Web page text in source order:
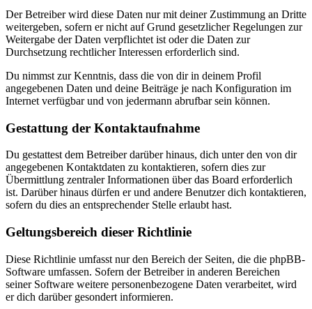
Der Betreiber wird diese Daten nur mit deiner Zustimmung an Dritte
weitergeben, sofern er nicht auf Grund gesetzlicher Regelungen zur
Weitergabe der Daten verpflichtet ist oder die Daten zur
Durchsetzung rechtlicher Interessen erforderlich sind.
Du nimmst zur Kenntnis, dass die von dir in deinem Profil
angegebenen Daten und deine Beiträge je nach Konfiguration im
Internet verfügbar und von jedermann abrufbar sein können.
Gestattung der Kontaktaufnahme
Du gestattest dem Betreiber darüber hinaus, dich unter den von dir
angegebenen Kontaktdaten zu kontaktieren, sofern dies zur
Übermittlung zentraler Informationen über das Board erforderlich
ist. Darüber hinaus dürfen er und andere Benutzer dich kontaktieren,
sofern du dies an entsprechender Stelle erlaubt hast.
Geltungsbereich dieser Richtlinie
Diese Richtlinie umfasst nur den Bereich der Seiten, die die phpBB-
Software umfassen. Sofern der Betreiber in anderen Bereichen
seiner Software weitere personenbezogene Daten verarbeitet, wird
er dich darüber gesondert informieren.